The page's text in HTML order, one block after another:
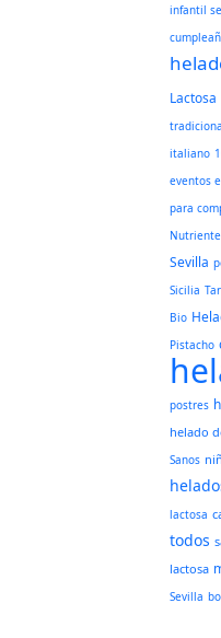
infantil
Lactosa
italiano
eventos
para
Sevilla
Sicilia
Bio
Pistacho
postres
helado
Sanos
lactosa
todos
lactosa
Sevilla